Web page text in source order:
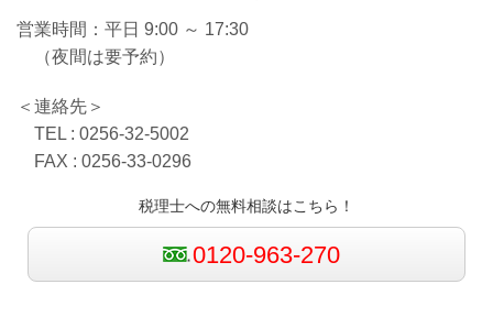
営業時間：平日 9:00 ～ 17:30
（夜間は要予約）
＜連絡先＞
TEL : 0256-32-5002
FAX : 0256-33-0296
税理士への無料相談はこちら！
0120-963-270